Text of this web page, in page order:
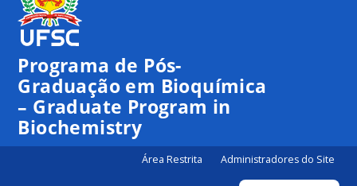
Programa de Pós-
Graduação em Bioquímica
– Graduate Program in
Biochemistry
Área Restrita Administradores do Site